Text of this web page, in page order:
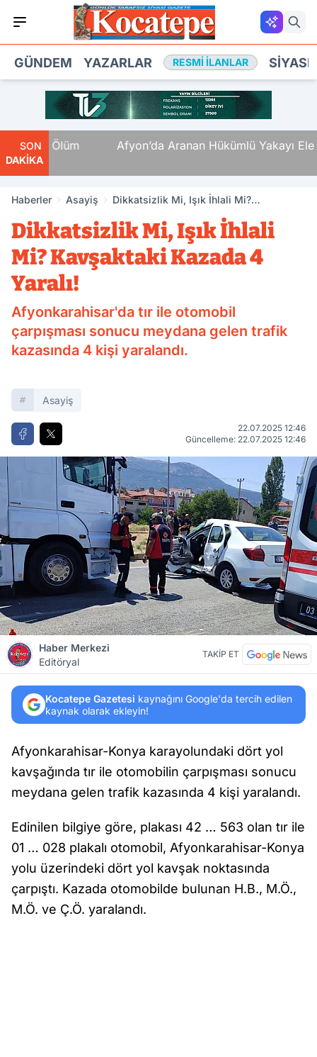
GÜNDEM YAZARLAR RESMI İLANLAR
SON
DAKİKA
Ölüm Afyon’da Aranan Hükümlü Yakayı Ele Verdi
Haberler Asayiş
Dikkatsizlik Mi, Işık İhlali Mi?
Dikkatsizlik Mi, Işık İhlali
Mi? Kavşaktaki Kazada 4
Yaralı!
Afyonkarahisar'da tır ile otomobil
çarpışması sonucu meydana gelen trafik
kazasında 4 kişi yaralandı.
Asayiş
22.07.2025 12:46
Güncelleme: 22.07.2025 12:46
Haber Merkezi
Editöryal
TAKİP ET
Kocatepe Gazetesi kaynağını Google'da tercih edilen
kaynak olarak ekleyin!
Afyonkarahisar-Konya karayolundaki dört yol
kavşağında tır ile otomobilin çarpışması sonucu
meydana gelen trafik kazasında 4 kişi yaralandı.
Edinilen bilgiye göre, plakası 42 … 563 olan tır ile
01 … 028 plakalı otomobil, Afyonkarahisar-Konya
yolu üzerindeki dört yol kavşak noktasında
çarpıştı. Kazada otomobilde bulunan H.B., M.Ö.,
M.Ö. ve Ç.Ö. yaralandı.